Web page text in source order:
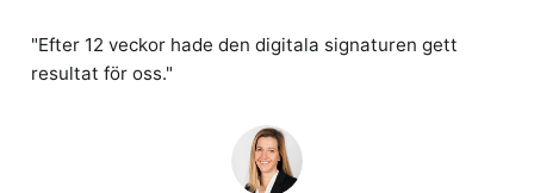
"Efter 12 veckor hade den digitala signaturen gett
resultat för oss."